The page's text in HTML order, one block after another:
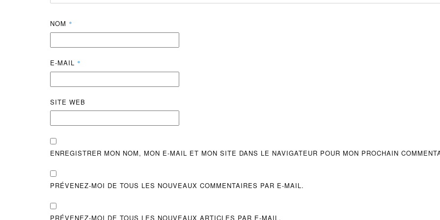
NOM *
E-MAIL *
SITE WEB
ENREGISTRER MON NOM, MON E-MAIL ET MON SITE DANS LE NAVIGATEUR POUR MON PROCHAIN
PRÉVENEZ-MOI DE TOUS LES NOUVEAUX COMMENTAIRES PAR E-MAIL.
PRÉVENEZ-MOI DE TOUS LES NOUVEAUX ARTICLES PAR E-MAIL.